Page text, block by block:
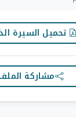
تحميل السيرة
مشاركة الملف